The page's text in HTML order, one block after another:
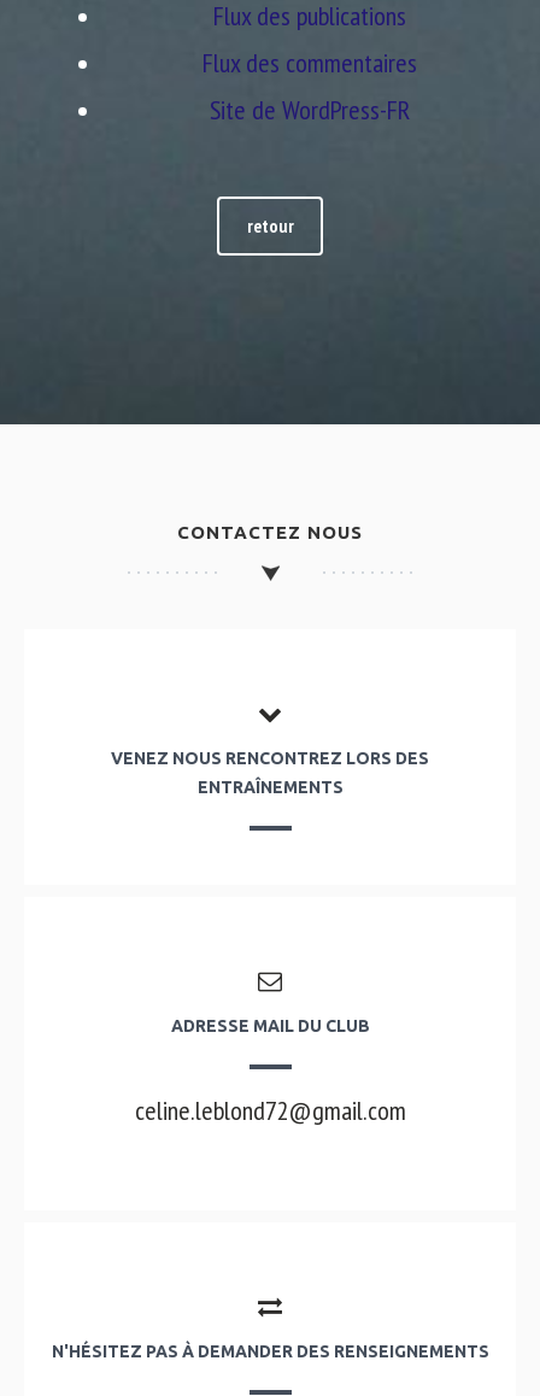
Flux des publications
Flux des commentaires
Site de WordPress-FR
retour
CONTACTEZ NOUS
VENEZ NOUS RENCONTREZ LORS DES
ENTRAÎNEMENTS
ADRESSE MAIL DU CLUB
celine.leblond72@gmail.com
N'HÉSITEZ PAS À DEMANDER DES RENSEIGNEMENTS